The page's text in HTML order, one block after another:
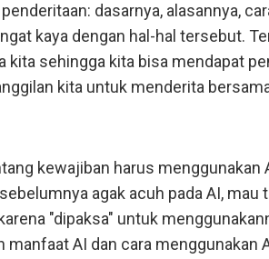
dasarnya, alasannya,
kaya dengan hal-hal tersebut.
kita sehingga kita bisa mendapat
kita untuk menderita
kewajiban harus menggunakan
agak acuh pada AI, mau
"dipaksa" untuk
AI dan cara menggunakan